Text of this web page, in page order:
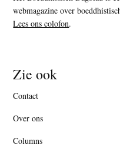
webmagazine over
Lees ons colofon.
Zie ook
Contact
Over ons
Columns